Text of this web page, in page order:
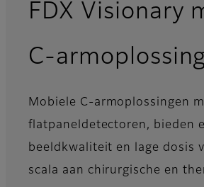
FDX Visionary
C-
Mobiele C-armoplossingen
flatpaneldetectoren, bieden
beeldkwaliteit en lage dosis
scala aan chirurgische en